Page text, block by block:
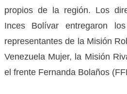
propios de la región. Los
Inces Bolívar entregaron
representantes de la Misión
Venezuela Mujer, la Misión
el frente Fernanda Bolaños